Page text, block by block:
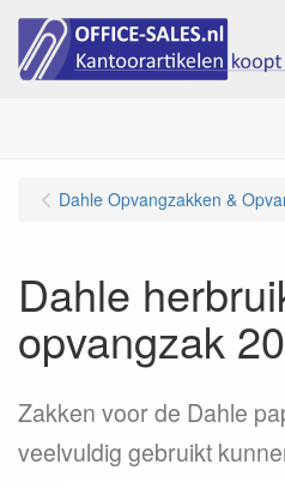
Dahle Opvangzakken &
Dahle
opvangzak
Zakken voor de Dahle
veelvuldig gebruikt